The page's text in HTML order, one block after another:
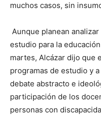
muchos casos, sin
Aunque planean
estudio para la
martes, Alcázar dijo que
programas de estudio y
debate abstracto e
participación de los
personas con